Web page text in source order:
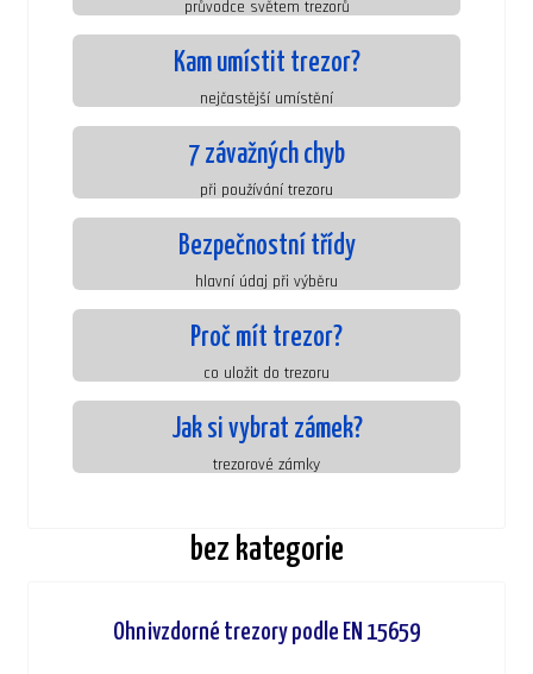
průvodce světem trezorů
Kam umístit trezor?
nejčastější umístění
7 závažných chyb
při používání trezoru
Bezpečnostní třídy
hlavní údaj při výběru
Proč mít trezor?
co uložit do trezoru
Jak si vybrat zámek?
trezorové zámky
bez kategorie
Ohnivzdorné trezory podle EN 15659